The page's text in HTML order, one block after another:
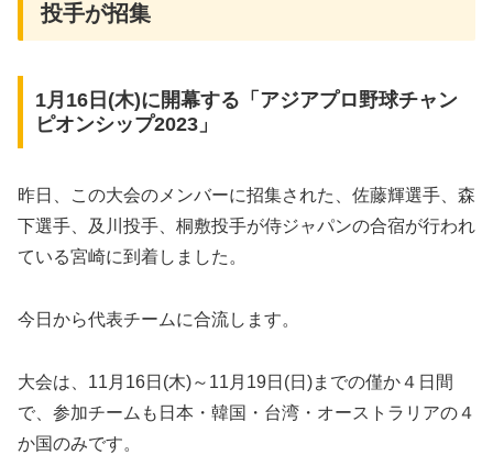
投手が招集
1月16日(木)に開幕する「アジアプロ野球チャン
ピオンシップ2023」
昨日、この大会のメンバーに招集された、佐藤輝選手、森
下選手、及川投手、桐敷投手が侍ジャパンの合宿が行われ
ている宮崎に到着しました。
今日から代表チームに合流します。
大会は、11月16日(木)～11月19日(日)までの僅か４日間
で、参加チームも日本・韓国・台湾・オーストラリアの４
か国のみです。